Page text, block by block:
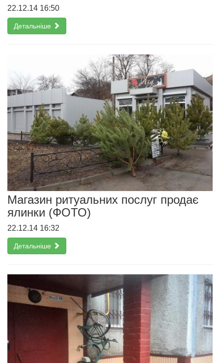
22.12.14 16:50
Детальніше
Магазин ритуальних послуг продає
ялинки (ФОТО)
22.12.14 16:32
Детальніше